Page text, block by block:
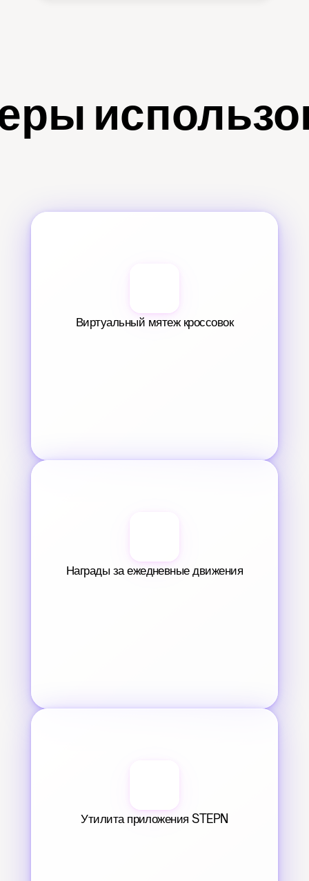
Виртуальный мятеж кроссовок
Награды за ежедневные движения
Утилита приложения STEPN